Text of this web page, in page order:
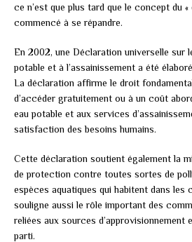
ce n’est que plus tard que le concept du «
commencé à se répandre.
En 2002, une Déclaration universelle sur
potable et à l’assainissement a été
La déclaration affirme le droit
d’accéder gratuitement ou à un coût
eau potable et aux services
satisfaction des besoins humains.
Cette déclaration soutient également la
de protection contre toutes sortes de
espèces aquatiques qui habitent dans les
souligne aussi le rôle important des
reliées aux sources d’approvisionnement
parti.